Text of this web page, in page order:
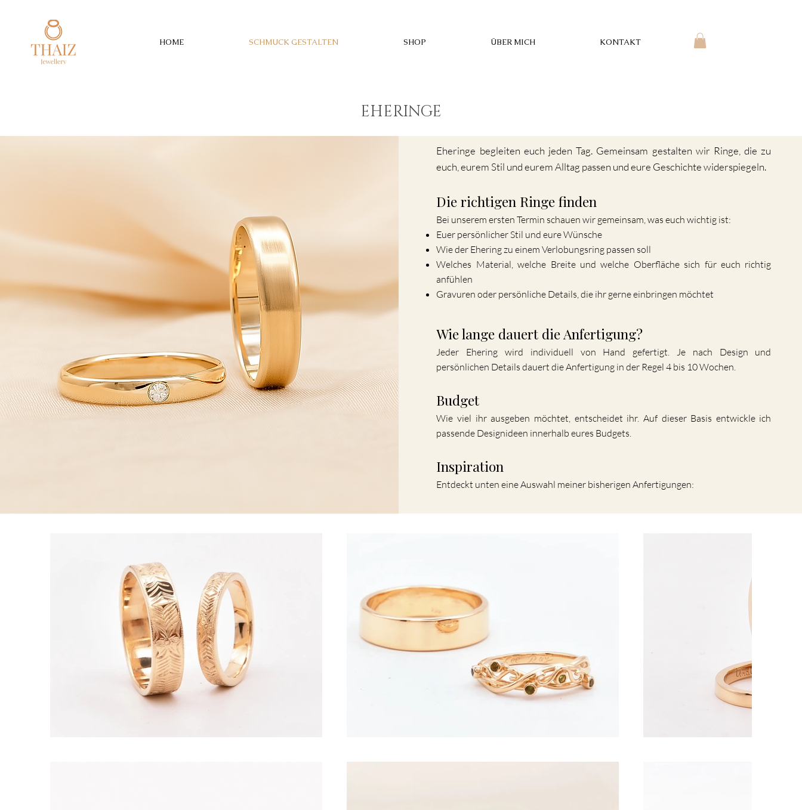
HOME SCHMUCK GESTALTEN SHOP ÜBER MICH KONTAKT
EHERINGE
Eheringe begleiten euch jeden Tag. Gemeinsam gestalten wir Ringe, die zu
euch, eurem Stil und eurem Alltag passen und eure Geschichte widerspiegeln.
Die richtigen Ringe finden
Bei unserem ersten Termin schauen wir gemeinsam, was euch wichtig ist:
Euer persönlicher Stil und eure Wünsche
Wie der Ehering zu einem Verlobungsring passen soll
Welches Material, welche Breite und welche Oberfläche sich für euch richtig
anfühlen
Gravuren oder persönliche Details, die ihr gerne einbringen möchtet
Wie lange dauert die Anfertigung?
Jeder Ehering wird individuell von Hand gefertigt. Je nach Design und
persönlichen Details dauert die Anfertigung in der Regel 4 bis 10 Wochen.
Budget
Wie viel ihr ausgeben möchtet, entscheidet ihr. Auf dieser Basis entwickle ich
passende Designideen innerhalb eures Budgets.
Inspiration
Entdeckt unten eine Auswahl meiner bisherigen Anfertigungen: